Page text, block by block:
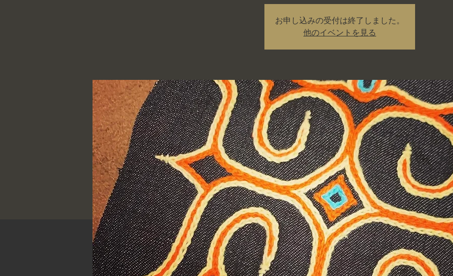
お申し込みの受付は終了しました。
他のイベントを見る